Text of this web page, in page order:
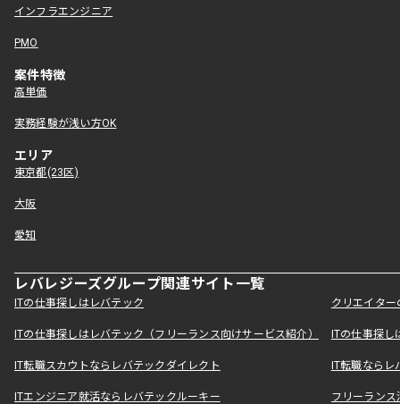
インフラエンジニア
PMO
案件特徴
高単価
実務経験が浅い方OK
エリア
東京都(23区)
大阪
愛知
レバレジーズグループ関連サイト一覧
ITの仕事探しはレバテック クリエイタ
ITの仕事探しはレバテック（フリーランス向けサービス紹介） ITの仕事探
IT転職スカウトならレバテックダイレクト IT転職なら
ITエンジニア就活ならレバテックルーキー フリーラン